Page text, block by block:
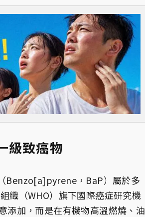
級致癌物
Benzo[a]pyrene，BaP）屬於多
織（WHO）旗下國際癌症研究機
添加，而是在有機物高溫燃燒、油